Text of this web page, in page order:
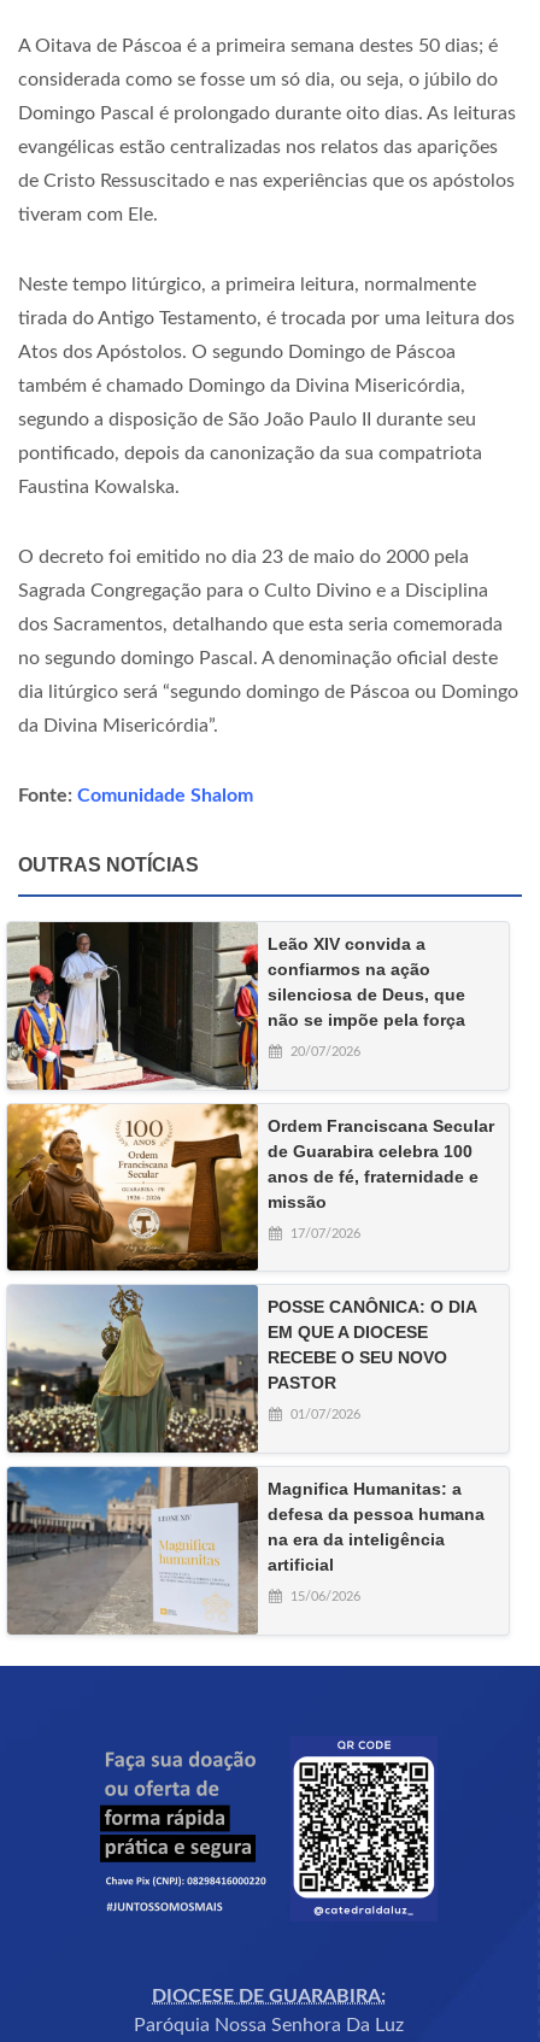
A Oitava de Páscoa é a primeira semana destes 50 dias; é
considerada como se fosse um só dia, ou seja, o júbilo do
Domingo Pascal é prolongado durante oito dias. As leituras
evangélicas estão centralizadas nos relatos das aparições
de Cristo Ressuscitado e nas experiências que os apóstolos
tiveram com Ele.
Neste tempo litúrgico, a primeira leitura, normalmente
tirada do Antigo Testamento, é trocada por uma leitura dos
Atos dos Apóstolos. O segundo Domingo de Páscoa
também é chamado Domingo da Divina Misericórdia,
segundo a disposição de São João Paulo II durante seu
pontificado, depois da canonização da sua compatriota
Faustina Kowalska.
O decreto foi emitido no dia 23 de maio do 2000 pela
Sagrada Congregação para o Culto Divino e a Disciplina
dos Sacramentos, detalhando que esta seria comemorada
no segundo domingo Pascal. A denominação oficial deste
dia litúrgico será “segundo domingo de Páscoa ou Domingo
da Divina Misericórdia”.
Fonte: Comunidade Shalom
OUTRAS NOTÍCIAS
Leão XIV convida a
confiarmos na ação
silenciosa de Deus, que
não se impõe pela força
20/07/2026
Ordem Franciscana Secular
de Guarabira celebra 100
anos de fé, fraternidade e
missão
17/07/2026
POSSE CANÔNICA: O DIA
EM QUE A DIOCESE
RECEBE O SEU NOVO
PASTOR
01/07/2026
Magnifica Humanitas: a
defesa da pessoa humana
na era da inteligência
artificial
15/06/2026
DIOCESE DE GUARABIRA:
Paróquia Nossa Senhora Da Luz